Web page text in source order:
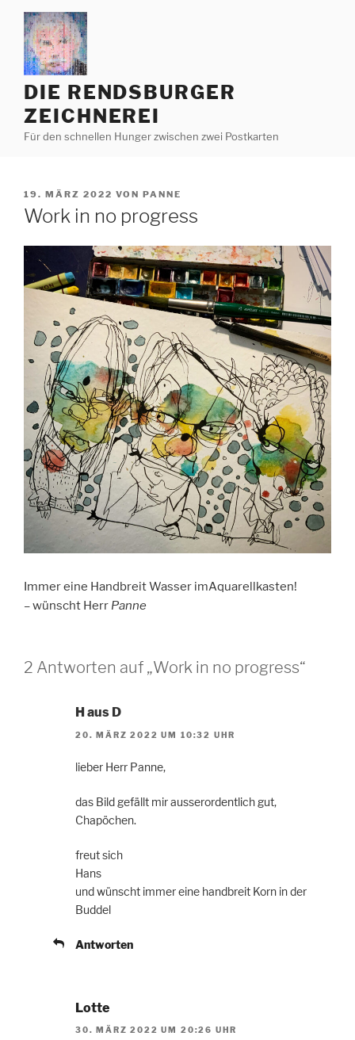
Zum
Inhalt
springen
DIE RENDSBURGER
ZEICHNEREI
Für den schnellen Hunger zwischen zwei Postkarten
VERÖFFENTLICHT
AM
19. MÄRZ 2022 VON PANNE
Work in no progress
Immer eine Handbreit Wasser imAquarellkasten!
– wünscht Herr Panne
2 Antworten auf „Work in no progress“
H aus D
20. MÄRZ 2022 UM 10:32 UHR
lieber Herr Panne,
das Bild gefällt mir ausserordentlich gut,
Chapöchen.
freut sich
Hans
und wünscht immer eine handbreit Korn in der
Buddel
Antworten
Lotte
30. MÄRZ 2022 UM 20:26 UHR